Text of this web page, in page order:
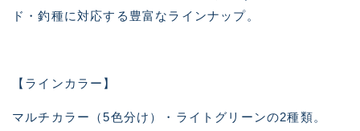
ド・釣種に対応する豊富なラインナップ。
【ラインカラー】
マルチカラー（5色分け）・ライトグリーンの2種類。